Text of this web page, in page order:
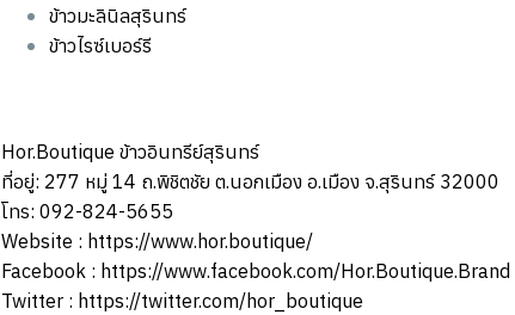
ข้าวมะลินิลสุรินทร์
ข้าวไรซ์เบอร์รี
Hor.Boutique ข้าวอินทรีย์สุรินทร์
ที่อยู่: 277 หมู่ 14 ถ.พิชิตชัย ต.นอกเมือง อ.เมือง จ.สุรินทร์ 32000
โทร: 092-824-5655
Website : https://www.hor.boutique/
Facebook : https://www.facebook.com/Hor.Boutique.Brand
Twitter : https://twitter.com/hor_boutique